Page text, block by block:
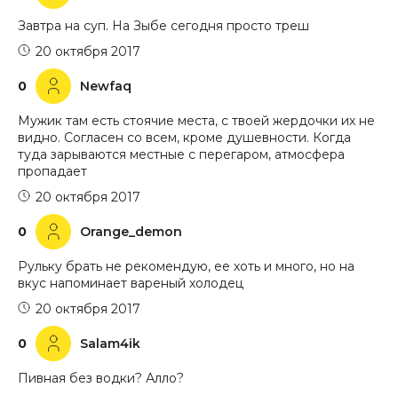
Завтра на суп. На Зыбе сегодня просто треш
0 Newfaq
20 октября 2017
Мужик там есть стоячие места, с твоей жердочки их не
видно. Согласен со всем, кроме душевности. Когда
туда зарываются местные с перегаром, атмосфера
пропадает
0 Orange_demon
20 октября 2017
Рульку брать не рекомендую, ее хоть и много, но на
вкус напоминает вареный холодец
0 Salam4ik
20 октября 2017
Пивная без водки? Алло?